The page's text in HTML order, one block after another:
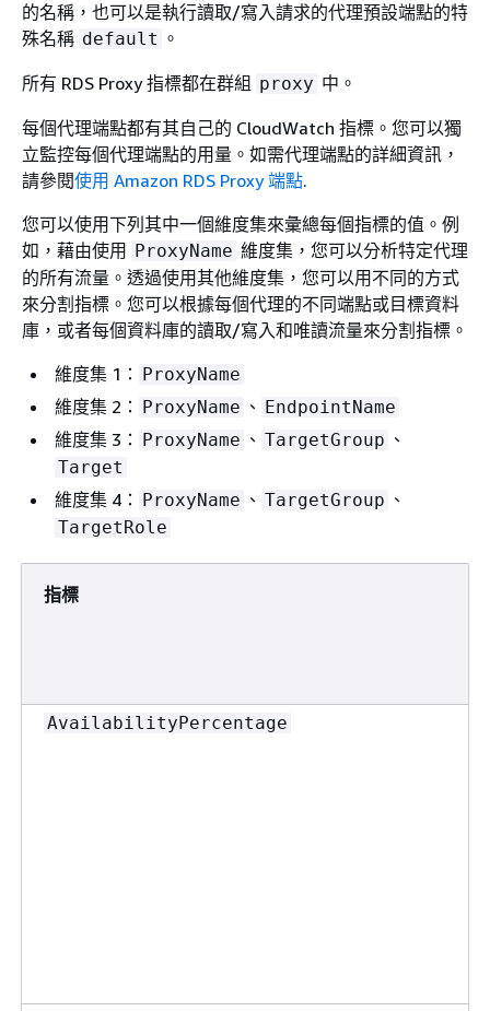
的名稱，也可以是執行讀取/寫入請求的代理預設端點的特
殊名稱 default 。
所有 RDS Proxy 指標都在群組 proxy 中。
每個代理端點都有其自己的 CloudWatch 指標。您可以獨
立監控每個代理端點的用量。如需代理端點的詳細資訊，
請參閱使用 Amazon RDS Proxy 端點.
您可以使用下列其中一個維度集來彙總每個指標的值。例
如，藉由使用 ProxyName 維度集，您可以分析特定代理
的所有流量。透過使用其他維度集，您可以用不同的方式
來分割指標。您可以根據每個代理的不同端點或目標資料
庫，或者每個資料庫的讀取/寫入和唯讀流量來分割指標。
維度集 1： ProxyName
維度集 2： ProxyName 、 EndpointName
維度集 3： ProxyName 、 TargetGroup 、
Target
維度集 4： ProxyName 、 TargetGroup 、
TargetRole
指標
AvailabilityPercentage